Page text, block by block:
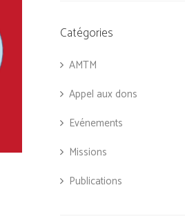
Catégories
AMTM
Appel aux dons
Evénements
Missions
Publications